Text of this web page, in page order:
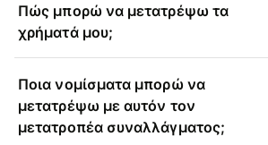
Πώς μπορώ να μετατρέψω τα
χρήματά μου;
Ποια νομίσματα μπορώ να
μετατρέψω με αυτόν τον
μετατροπέα συναλλάγματος;